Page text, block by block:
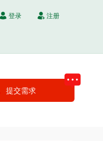
登录 注册
提交需求